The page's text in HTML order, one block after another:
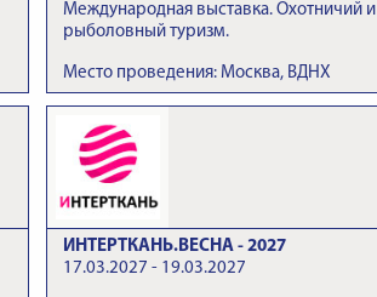
Международная выставка. Охотничий и
рыболовный туризм.
Место проведения: Москва, ВДНХ
ИНТЕРТКАНЬ.ВЕСНА - 2027
17.03.2027 - 19.03.2027